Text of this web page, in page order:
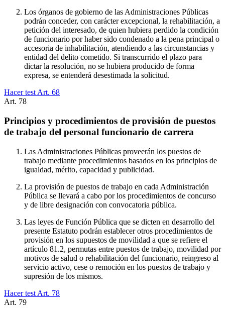
Los órganos de gobierno de las Administraciones Públicas
podrán conceder, con carácter excepcional, la rehabilitación, a
petición del interesado, de quien hubiera perdido la condición
de funcionario por haber sido condenado a la pena principal o
accesoria de inhabilitación, atendiendo a las circunstancias y
entidad del delito cometido. Si transcurrido el plazo para
dictar la resolución, no se hubiera producido de forma
expresa, se entenderá desestimada la solicitud.
Hacer test Art. 68
Art. 78
Principios y procedimientos de provisión de puestos
de trabajo del personal funcionario de carrera
Las Administraciones Públicas proveerán los puestos de
trabajo mediante procedimientos basados en los principios de
igualdad, mérito, capacidad y publicidad.
La provisión de puestos de trabajo en cada Administración
Pública se llevará a cabo por los procedimientos de concurso
y de libre designación con convocatoria pública.
Las leyes de Función Pública que se dicten en desarrollo del
presente Estatuto podrán establecer otros procedimientos de
provisión en los supuestos de movilidad a que se refiere el
artículo 81.2, permutas entre puestos de trabajo, movilidad por
motivos de salud o rehabilitación del funcionario, reingreso al
servicio activo, cese o remoción en los puestos de trabajo y
supresión de los mismos.
Hacer test Art. 78
Art. 79